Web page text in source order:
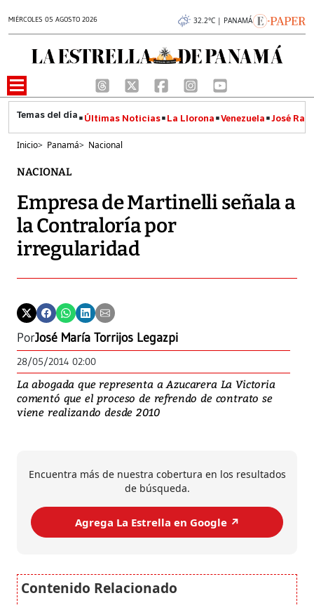
MIÉRCOLES 05 AGOSTO 2026 32.2°C | PANAMÁ
Últimas Noticias La Llorona Venezuela José
Inicio> Panamá> Nacional
NACIONAL
Empresa de Martinelli señala a
la Contraloría por
irregularidad
PorJosé María Torrijos Legazpi
28/05/2014 02:00
La abogada que representa a Azucarera La Victoria
comentó que el proceso de refrendo de contrato se
viene realizando desde 2010
Encuentra más de nuestra cobertura en los resultados
de búsqueda.
Agrega La Estrella en Google ↗️